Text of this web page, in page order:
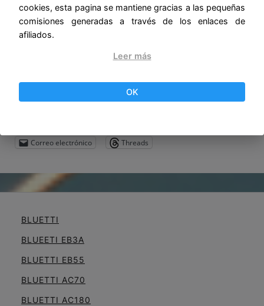
Cambios en la Política de Privacidad
Nos reservamos el derecho de modificar esta
por lo que te recomendamos revisarla
Correo electrónico
Threads
BLUETTI
BLUEETI EB3A
BLUETTI EB55
BLUETTI AC70
BLUETTI AC180
cookies, esta pagina se mantiene gracias a las pequeñas
comisiones generadas a través de los enlaces de
afiliados.
Leer más
OK